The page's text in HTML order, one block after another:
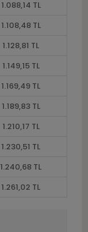
1.088,14 TL
1.108,48 TL
1.128,81 TL
1.149,15 TL
1.169,49 TL
1.189,83 TL
1.210,17 TL
1.230,51 TL
1.240,68 TL
1.261,02 TL